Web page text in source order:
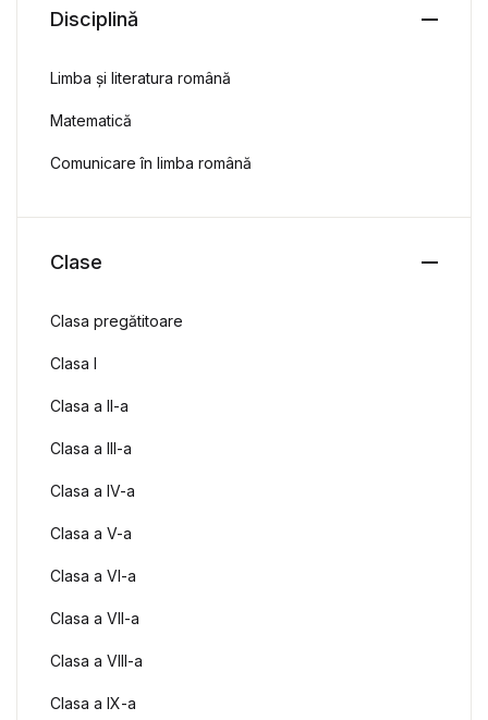
Disciplină
Limba și literatura română
Matematică
Comunicare în limba română
Clase
Clasa pregătitoare
Clasa I
Clasa a II-a
Clasa a III-a
Clasa a IV-a
Clasa a V-a
Clasa a VI-a
Clasa a VII-a
Clasa a VIII-a
Clasa a IX-a